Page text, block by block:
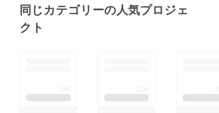
同じカテゴリーの人気プロジェ
クト